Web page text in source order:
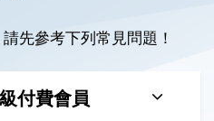
先參考下列常見問題！
付費會員